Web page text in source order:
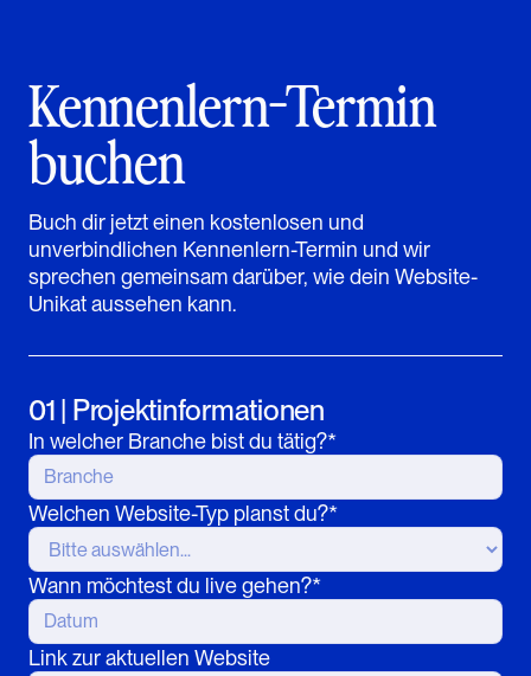
Kennenlern-Termin
buchen
Buch dir jetzt einen kostenlosen und
unverbindlichen Kennenlern-Termin und wir
sprechen gemeinsam darüber, wie dein Website-
Unikat aussehen kann.
01 | Projektinformationen
In welcher Branche bist du tätig?*
Welchen Website-Typ planst du?*
Wann möchtest du live gehen?*
Link zur aktuellen Website